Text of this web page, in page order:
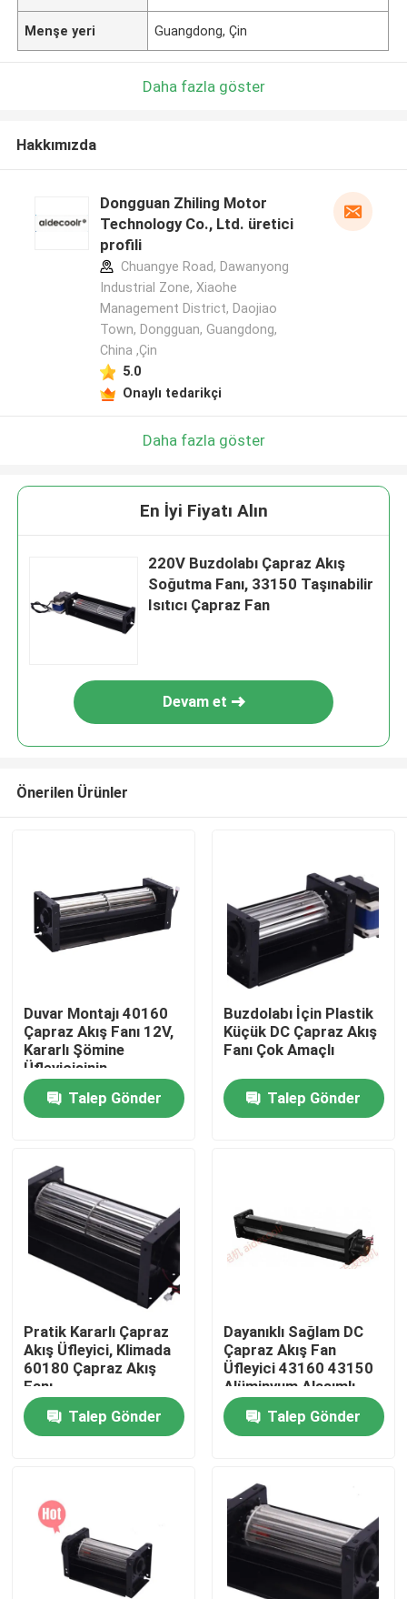
Ana sayfa
Kişiler
Ürünler
Soğutma Blower Fanı
DC Aksiyal Soğutma Fanı
Braket Soğutma Fanı
DC Çapraz Akış Fanı
Enerji Tasarruflu Soğutma Fanı
Menşe yeri Guangdong, Çin
Daha fazla göster
Hakkımızda
Dongguan Zhiling Motor
Technology Co., Ltd. üretici
profili
Chuangye Road, Dawanyong
Industrial Zone, Xiaohe
Management District, Daojiao
Town, Dongguan, Guangdong,
China ,Çin
5.0
Onaylı tedarikçi
Daha fazla göster
En İyi Fiyatı Alın
220V Buzdolabı Çapraz Akış
Soğutma Fanı, 33150 Taşınabilir
Isıtıcı Çapraz Fan
Devam et
Önerilen Ürünler
Duvar Montajı 40160
Çapraz Akış Fanı 12V,
Kararlı Şömine
Üfleyicisinin
Değiştirilmesi
Talep Gönder
Buzdolabı İçin Plastik
Küçük DC Çapraz Akış
Fanı Çok Amaçlı
Talep Gönder
Pratik Kararlı Çapraz
Akış Üfleyici, Klimada
60180 Çapraz Akış
Fanı
Talep Gönder
Dayanıklı Sağlam DC
Çapraz Akış Fan
Üfleyici 43160 43150
Alüminyum Alaşımlı
Talep Gönder